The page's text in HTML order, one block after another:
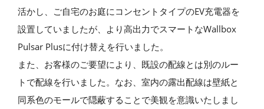
活かし、ご自宅のお庭にコンセントタイプのEV充電器を
設置していましたが、より高出力でスマートなWallbox
Pulsar Plusに付け替えを行いました。
また、お客様のご要望により、既設の配線とは別のルー
トで配線を行いました。なお、室内の露出配線は壁紙と
同系色のモールで隠蔽することで美観を意識いたしまし